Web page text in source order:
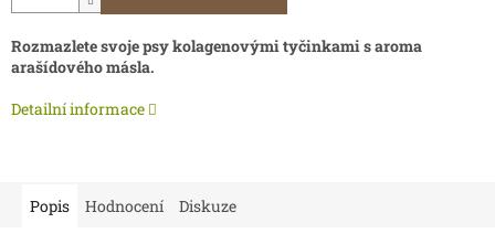
Rozmazlete svoje psy kolagenovými tyčinkami s aroma
arašídového másla.
Detailní informace
Popis Hodnocení Diskuze